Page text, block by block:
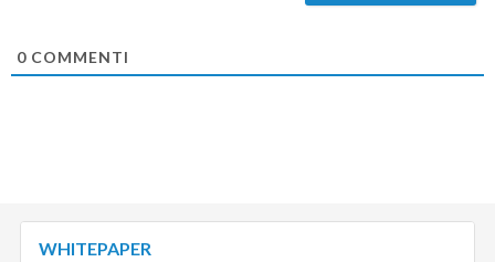
0 COMMENTI
WHITEPAPER